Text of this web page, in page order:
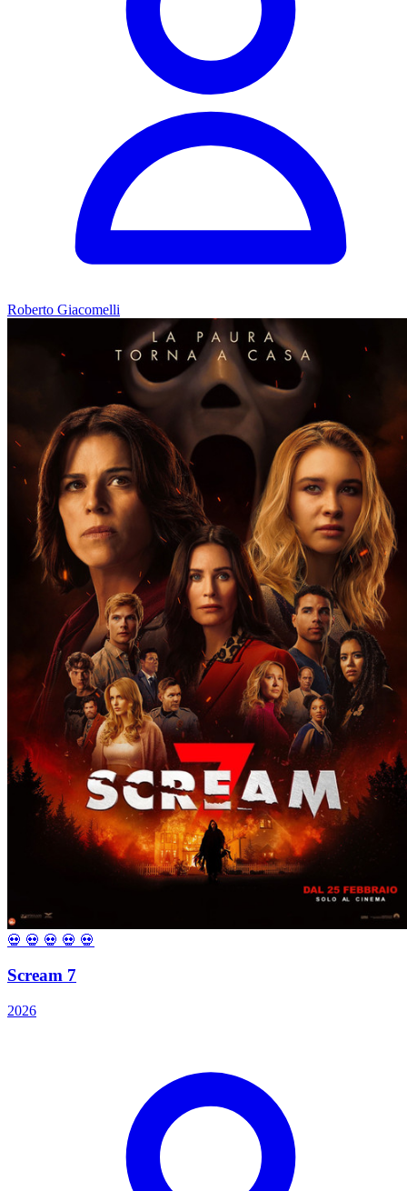
Roberto Giacomelli
💀 💀 💀 💀 💀
Scream 7
2026